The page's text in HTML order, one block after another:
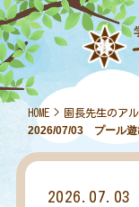
HOME > 園長先生のア
2026/07/03 プール遊
2026.07.03